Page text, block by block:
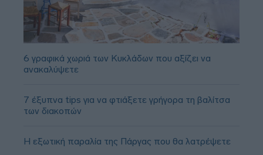
6 γραφικά χωριά των Κυκλάδων που αξίζει να
ανακαλύψετε
7 έξυπνα tips για να φτιάξετε γρήγορα τη βαλίτσα
των διακοπών
Η εξωτική παραλία της Πάργας που θα λατρέψετε